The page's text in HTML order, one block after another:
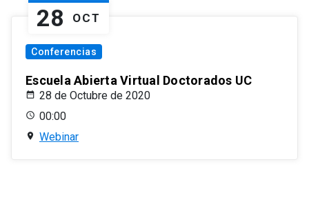
28 OCT
Conferencias
Escuela Abierta Virtual Doctorados UC
28 de Octubre de 2020
00:00
Webinar